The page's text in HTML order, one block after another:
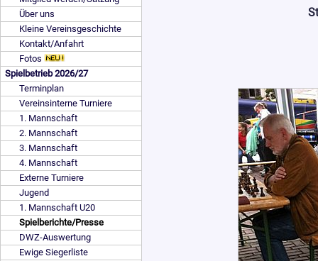
Über uns
Kleine Vereinsgeschichte
Kontakt/Anfahrt
Fotos
Spielbetrieb 2026/27
Terminplan
Vereinsinterne Turniere
1. Mannschaft
2. Mannschaft
3. Mannschaft
4. Mannschaft
Externe Turniere
Jugend
1. Mannschaft U20
Spielberichte/Presse
DWZ-Auswertung
Ewige Siegerliste